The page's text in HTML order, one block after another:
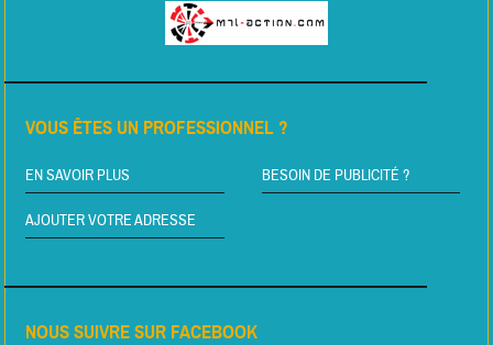
VOUS ÊTES UN PROFESSIONNEL ?
EN SAVOIR PLUS BESOIN DE PUBLICITÉ ?
AJOUTER VOTRE ADRESSE
NOUS SUIVRE SUR FACEBOOK